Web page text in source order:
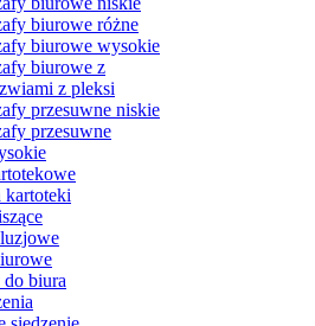
biurowe różne
biurowe wysokie
biurowe z
z pleksi
przesuwne niskie
przesuwne
kartoteki
do biura